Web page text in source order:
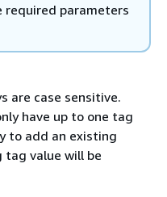
parameters
are case sensitive.
have up to one tag
to add an existing
tag value will be